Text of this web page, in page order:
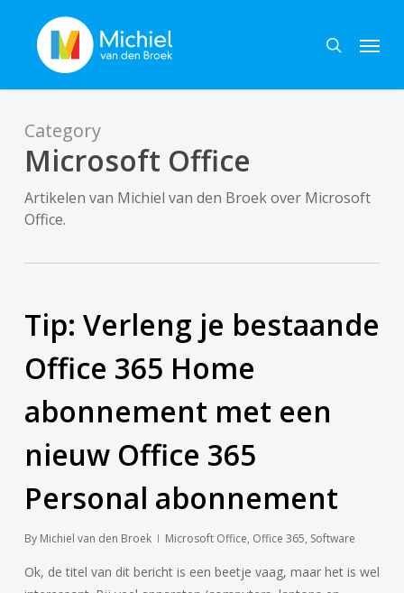
search
Menu
Category
Microsoft Office
Artikelen van Michiel van den Broek over Microsoft
Office.
Tip: Verleng je bestaande
Office 365 Home
abonnement met een
nieuw Office 365
Personal abonnement
By Michiel van den Broek Microsoft Office, Office 365, Software
Ok, de titel van dit bericht is een beetje vaag, maar het is wel